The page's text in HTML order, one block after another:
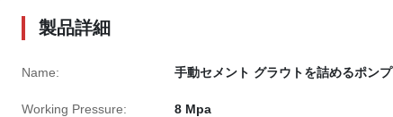
製品詳細
Name: 手動セメント グラウトを詰めるポンプ
Working Pressure: 8 Mpa